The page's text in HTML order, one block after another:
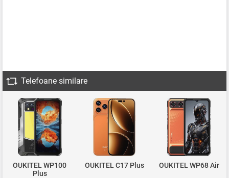
Telefoane similare
OUKITEL WP100
Plus
OUKITEL C17 Plus OUKITEL WP68 Air